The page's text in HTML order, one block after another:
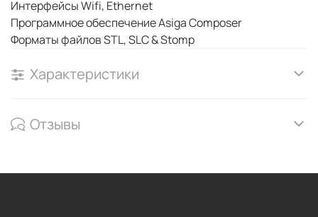
Интерфейсы Wifi, Ethernet
Программное обеспечение Asiga Composer
Форматы файлов STL, SLC & Stomp
Характеристики
Отзывы